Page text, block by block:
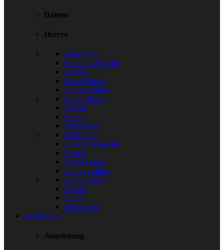
Damen
Herren
Bademode
Funktionswäsche
Jacken
Kurze Hosen
Langarmshirts
Lange Hosen
Schuhe
Shirts
Wintersport
Bademode
Funktionswäsche
Jacken
Kurze Hosen
Langarmshirts
Lange Hosen
Schuhe
Shirts
Wintersport
Ausrüstung
Ausrüstung